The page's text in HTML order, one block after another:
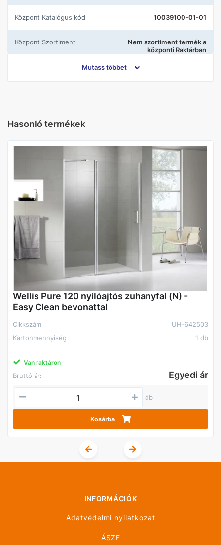
központ Katalógus kód 10039100-01-01
központ Szortiment
Nem szortiment termék a
központi Raktárban
Üveg
Króm
Radaway
Mutass többet
Hasonló termékek
Wellis Pure 120 nyílóajtós zuhanyfal (N) -
Easy Clean bevonattal
Cikkszám
UH-642503
Kartonmennyiség
1 db
Van raktáron
Bruttó ár: Egyedi ár
db
Kosárba
INFORMÁCIÓK
Adatvédelmi nyilatkozat
ÁSZF